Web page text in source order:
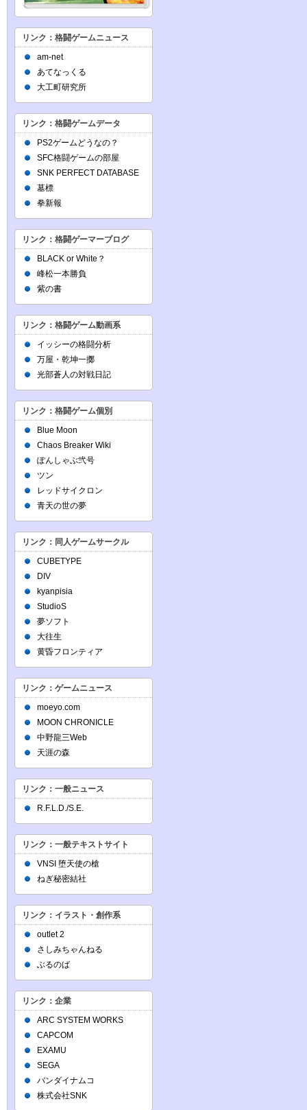
リンク：格闘ゲームニュース
am-net
あてなっくる
大工町研究所
リンク：格闘ゲームデータ
PS2ゲームどうなの？
SFC格闘ゲームの部屋
SNK PERFECT DATABASE
墓標
拳新報
リンク：格闘ゲーマーブログ
BLACK or White？
峰松一本勝負
紫の書
リンク：格闘ゲーム動画系
イッシーの格闘分析
万屋・乾坤一擲
光部蒼人の対戦日記
リンク：格闘ゲーム個別
Blue Moon
Chaos Breaker Wiki
ぽんしゃぶ弐号
ツン
レッドサイクロン
青天の世の夢
リンク：同人ゲームサークル
CUBETYPE
DIV
kyanpisia
StudioS
夢ソフト
大往生
黄昏フロンティア
リンク：ゲームニュース
moeyo.com
MOON CHRONICLE
中野龍三Web
天涯の森
リンク：一般ニュース
R.F.L.D./S.E.
リンク：一般テキストサイト
VNSI 堕天使の槍
ねぎ秘密結社
リンク：イラスト・創作系
outlet 2
さしみちゃんねる
ぶるのば
リンク：企業
ARC SYSTEM WORKS
CAPCOM
EXAMU
SEGA
バンダイナムコ
株式会社SNK